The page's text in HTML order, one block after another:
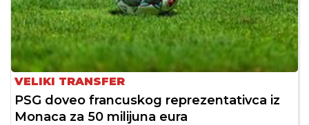
VELIKI TRANSFER
PSG doveo francuskog reprezentativca iz
Monaca za 50 milijuna eura